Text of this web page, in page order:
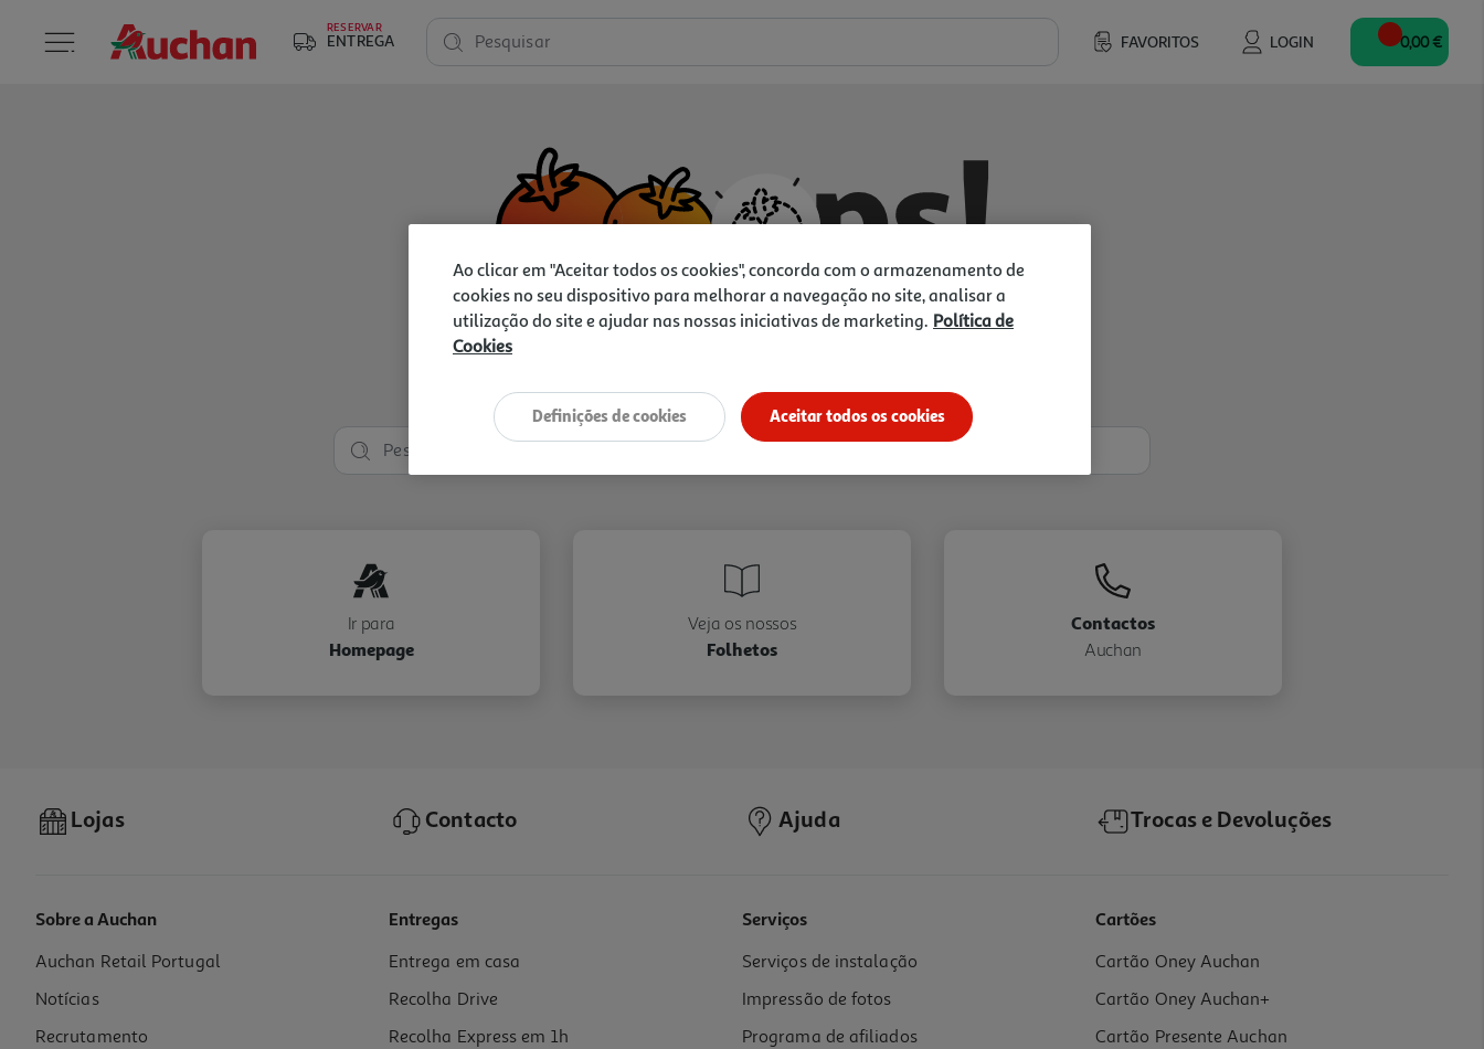
RESERVAR
ENTREGA FAVORITOS LOGIN
Pesquisar 0,00 €
Vamos tentar de novo?
Ir para
Homepage
Veja os nossos
Folhetos
Contactos
Auchan
Lojas Contacto Ajuda Trocas e Devoluções
Sobre a Auchan
Auchan Retail Portugal
Notícias
Recrutamento
Entregas
Entrega em casa
Recolha Drive
Recolha Express em 1h
Serviços
Serviços de instalação
Impressão de fotos
Programa de afiliados
Cartões
Cartão Oney Auchan
Cartão Oney Auchan+
Cartão Presente Auchan
Ao clicar em "Aceitar todos os cookies", concorda com o armazenamento de
cookies no seu dispositivo para melhorar a navegação no site, analisar a
utilização do site e ajudar nas nossas iniciativas de marketing. Política de
Cookies
Aceitar todos os cookies
Definições de cookies